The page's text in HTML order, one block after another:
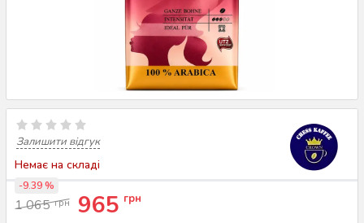
Залишити відгук
Немає на складі
1 065 грн 965 грн
-9.39 %